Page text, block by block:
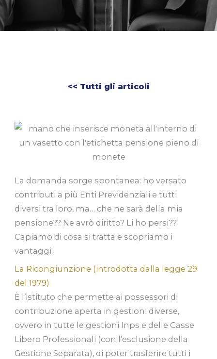
<< Tutti gli articoli
La domanda sorge spontanea: ho versato
contributi a più Enti Previdenziali e tutti
diversi tra loro, ma… che ne sarà della mia
pensione?? Ne avrò diritto? Li ho persi??
Capiamo di cosa si tratta e scopriamo i
vantaggi.
La Ricongiunzione (introdotta dalla legge 29
del 1979)
È l’istituto che permette ai possessori di
contribuzione aperta in gestioni diverse,
ovvero in tutte le gestioni Inps e delle Casse
Libero Professionali (con l’esclusione della
Gestione Separata), di poter trasferire tutti i